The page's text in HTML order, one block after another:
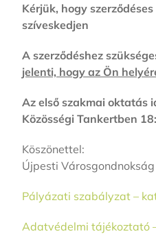
Kérjük, hogy
szíveskedjen
A szerződéshez
jelenti, hogy az Ön
Az első szakmai oktatás
Közösségi Tankertben
Köszönettel:
Újpesti
Pályázati szabályzat –
Adatvédelmi tájékoztató